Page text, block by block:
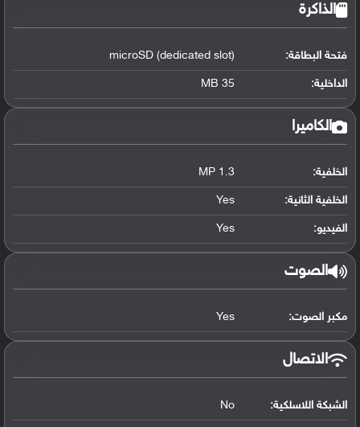
الذاكرة
فتحة البطاقة: microSD (dedicated slot)
الداخلية: 35 MB
الكاميرا
الخلفية: 1.3 MP
الخلفية الثانية: Yes
الفيديو: Yes
الصوت
مكبر الصوت: Yes
الاتصال
الشبكة اللاسلكية: No